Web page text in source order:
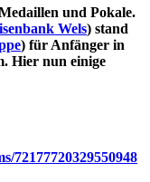
und Pokale.
Wels) stand
) für Anfänger in
Hier nun einige